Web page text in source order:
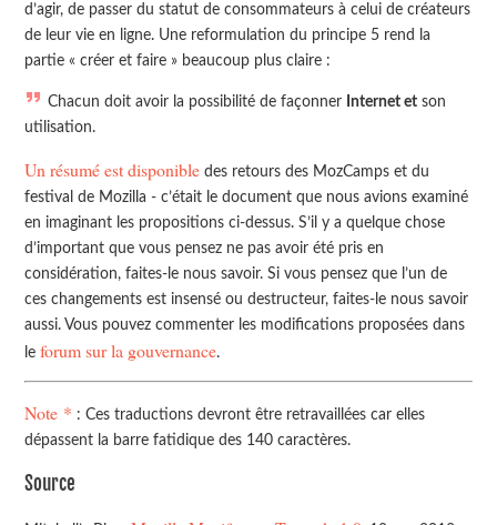
d’agir, de passer du statut de consommateurs à celui de créateurs
de leur vie en ligne. Une reformulation du principe 5 rend la
partie « créer et faire » beaucoup plus claire :
Chacun doit avoir la possibilité de façonner Internet et son
utilisation.
Un résumé est disponible des retours des MozCamps et du
festival de Mozilla - c’était le document que nous avions examiné
en imaginant les propositions ci-dessus. S’il y a quelque chose
d’important que vous pensez ne pas avoir été pris en
considération, faites-le nous savoir. Si vous pensez que l’un de
ces changements est insensé ou destructeur, faites-le nous savoir
aussi. Vous pouvez commenter les modifications proposées dans
leforum sur la gouvernance.
Note * : Ces traductions devront être retravaillées car elles
dépassent la barre fatidique des 140 caractères.
Source